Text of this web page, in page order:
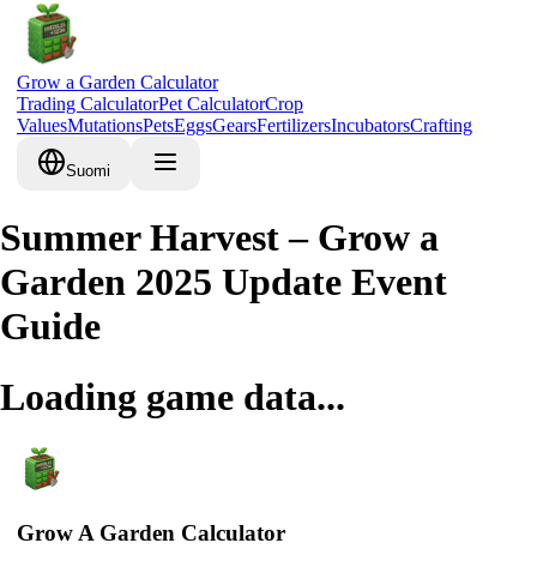
Grow a Garden Calculator
Trading CalculatorPet CalculatorCrop
ValuesMutationsPetsEggsGearsFertilizersIncubatorsCrafting
Suomi
Summer Harvest – Grow a
Garden 2025 Update Event
Guide
Loading game data...
Grow A Garden Calculator